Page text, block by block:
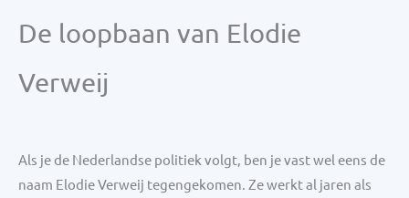
De loopbaan van Elodie
Verweij
Als je de Nederlandse politiek volgt, ben je vast wel eens de
naam Elodie Verweij tegengekomen. Ze werkt al jaren als